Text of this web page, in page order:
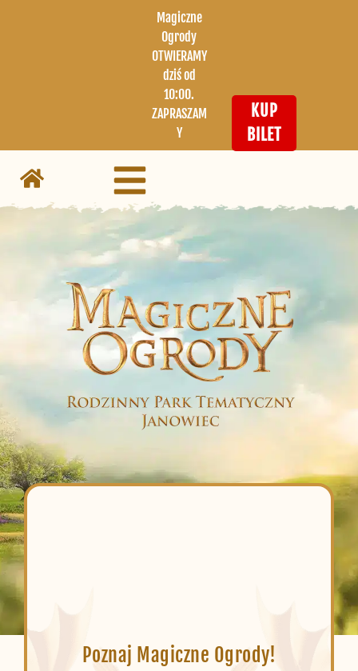
Magiczne
Ogrody
OTWIERAMY
dziś od
10:00.
ZAPRASZAM
Y
KUP
BILET
Poznaj Magiczne Ogrody!